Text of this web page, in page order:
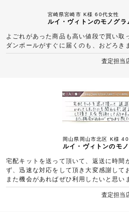
宮崎県宮崎市 K様 60代女性
ルイ・ヴィトンのモノグラ
よごれがあった商品も高い値段で買い取
ダンボールがすぐに届くのも、おどろき
査定担当
岡山県岡山市北区 K様 40
ルイ・ヴィトンのモ
宅配キットを送って頂いて、返送に時間
ず、迅速な対応をして頂き大変感謝して
また機会があればぜひ利用したいと思い
査定担当